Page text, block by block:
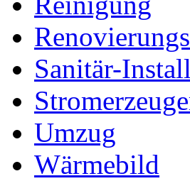
Sanitär-
Umzug
Wärmebild